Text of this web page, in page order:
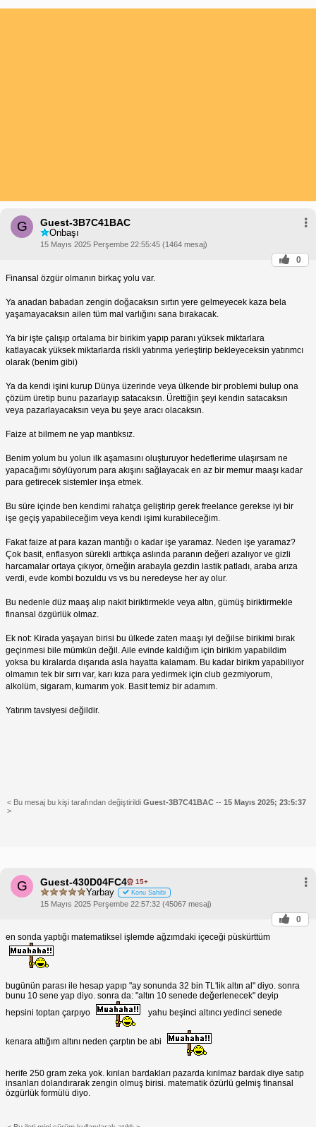
G Guest-3B7C41BAC
Onbaşı
15 Mayıs 2025 Perşembe 22:55:45 (1464 mesaj)
0
Finansal özgür olmanın birkaç yolu var.
Ya anadan babadan zengin doğacaksın sırtın yere gelmeyecek kaza bela
yaşamayacaksın ailen tüm mal varlığını sana bırakacak.
Ya bir işte çalışıp ortalama bir birikim yapıp paranı yüksek miktarlara
katlayacak yüksek miktarlarda riskli yatırıma yerleştirip bekleyeceksin yatırımcı
olarak (benim gibi)
Ya da kendi işini kurup Dünya üzerinde veya ülkende bir problemi bulup ona
çözüm üretip bunu pazarlayıp satacaksın. Ürettiğin şeyi kendin satacaksın
veya pazarlayacaksın veya bu şeye aracı olacaksın.
Faize at bilmem ne yap mantıksız.
Benim yolum bu yolun ilk aşamasını oluşturuyor hedeflerime ulaşırsam ne
yapacağımı söylüyorum para akışını sağlayacak en az bir memur maaşı kadar
para getirecek sistemler inşa etmek.
Bu süre içinde ben kendimi rahatça geliştirip gerek freelance gerekse iyi bir
işe geçiş yapabileceğim veya kendi işimi kurabileceğim.
Fakat faize at para kazan mantığı o kadar işe yaramaz. Neden işe yaramaz?
Çok basit, enflasyon sürekli arttıkça aslında paranın değeri azalıyor ve gizli
harcamalar ortaya çıkıyor, örneğin arabayla gezdin lastik patladı, araba arıza
verdi, evde kombi bozuldu vs vs bu neredeyse her ay olur.
Bu nedenle düz maaş alıp nakit biriktirmekle veya altın, gümüş biriktirmekle
finansal özgürlük olmaz.
Ek not: Kirada yaşayan birisi bu ülkede zaten maaşı iyi değilse birikimi bırak
geçinmesi bile mümkün değil. Aile evinde kaldığım için birikim yapabildim
yoksa bu kiralarda dışarıda asla hayatta kalamam. Bu kadar birikm yapabiliyor
olmamın tek bir sırrı var, karı kıza para yedirmek için club gezmiyorum,
alkolüm, sigaram, kumarım yok. Basit temiz bir adamım.
Yatırım tavsiyesi değildir.
< Bu mesaj bu kişi tarafından değiştirildi Guest-3B7C41BAC -- 15 Mayıs 2025; 23:5:37
>
G Guest-430D04FC4 15+
Yarbay Konu Sahibi
15 Mayıs 2025 Perşembe 22:57:32 (45067 mesaj)
0
en sonda yaptığı matematiksel işlemde ağzımdaki içeceği püskürttüm
bugünün parası ile hesap yapıp "ay sonunda 32 bin TL'lik altın al" diyo. sonra
bunu 10 sene yap diyo. sonra da: "altın 10 senede değerlenecek" deyip
hepsini toptan çarpıyo
yahu beşinci altıncı yedinci senede
kenara attığım altını neden çarptın be abi
herife 250 gram zeka yok. kırılan bardakları pazarda kırılmaz bardak diye satıp
insanları dolandırarak zengin olmuş birisi. matematik özürlü gelmiş finansal
özgürlük formülü diyo.